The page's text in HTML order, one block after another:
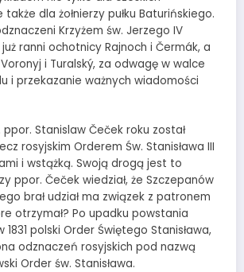
dla żołnierzy pułku Baturińskiego.
Krzyżem św. Jerzego IV
ranni ochotnicy Rajnoch i Čermák, a
i Turalský, za odwagę w walce
i przekazanie ważnych wiadomości
ppor. Stanislaw Čeček roku został
rosyjskim Orderem Św. Stanisława III
i wstążką. Swoją drogą jest to
ppor. Čeček wiedział, że Szczepanów
brał udział ma związek z patronem
otrzymał? Po upadku powstania
polski Order Świętego Stanisława,
odznaczeń rosyjskich pod nazwą
Order św. Stanisława.